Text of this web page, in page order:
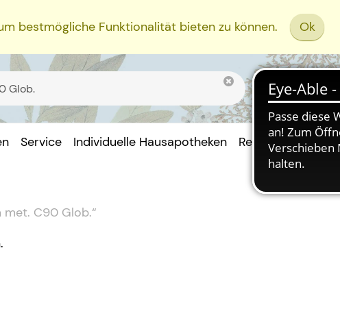
bestmögliche Funktionalität bieten zu können. Ok
Service Individuelle Hausapotheken Rezept Einreichen
met. C90 Glob.“